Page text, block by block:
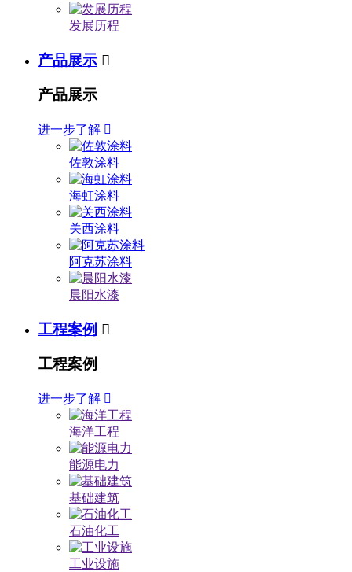
发展历程
产品展示 
产品展示
进一步了解 
佐敦涂料
海虹涂料
关西涂料
阿克苏涂料
晨阳水漆
工程案例 
工程案例
进一步了解 
海洋工程
能源电力
基础建筑
石油化工
工业设施